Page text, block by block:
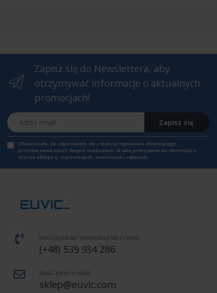
Zapisz się do Newslettera, aby
otrzymywać informacje o aktualnych
promocjach!
Adres email
Zapisz się
Oświadczam, że zapoznałem się z treścią regulaminu dotyczącego
przetwarzania moich danych osobowych, w celu przesyłania mi informacji o
ofercie sklepu tj. o promocjach, nowościach i rabatach.
Masz pytania? Skontaktuj się z nami!
(+48) 539 934 286
Nasz adres e-mail
sklep@euvic.com